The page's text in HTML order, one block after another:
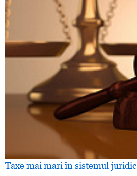
Taxe mai mari în sistemul juridic